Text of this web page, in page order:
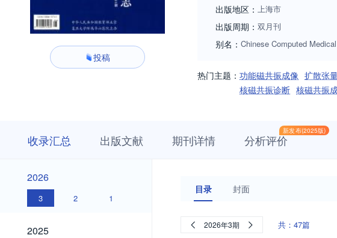
投稿
出版地区： 上海市
出版周期： 双月刊
别名： Chinese Computed
热门主题： 功能磁共振成像 扩散张
核磁共振诊断 核磁共振
收录汇总 出版文献 期刊详情
新发布(2025版)
分析评价
2026
2026
3 2 1
2025
2025
目录 封面
2026年3期 共：47篇